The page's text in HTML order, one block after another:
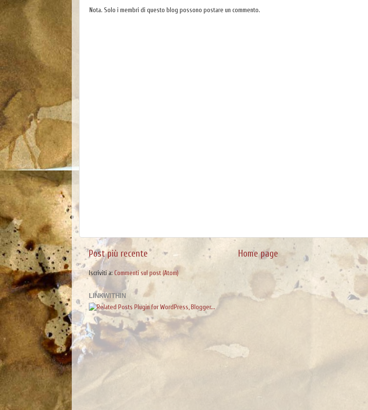
Nota. Solo i membri di questo blog possono postare un commento.
Post più recente Home page
Iscriviti a: Commenti sul post (Atom)
LINKWITHIN